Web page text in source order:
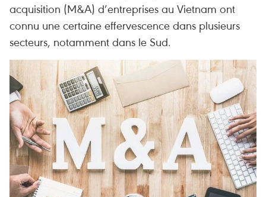
acquisition (M&A) d’entreprises au Vietnam ont
connu une certaine effervescence dans plusieurs
secteurs, notamment dans le Sud.